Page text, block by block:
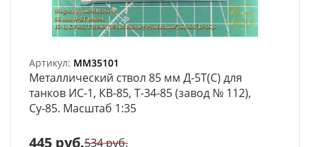
Артикул: MM35101
Металлический ствол 85 мм Д-5Т(С) для
танков ИС-1, КВ-85, Т-34-85 (завод № 112),
Су-85. Масштаб 1:35
445 руб.534 руб.